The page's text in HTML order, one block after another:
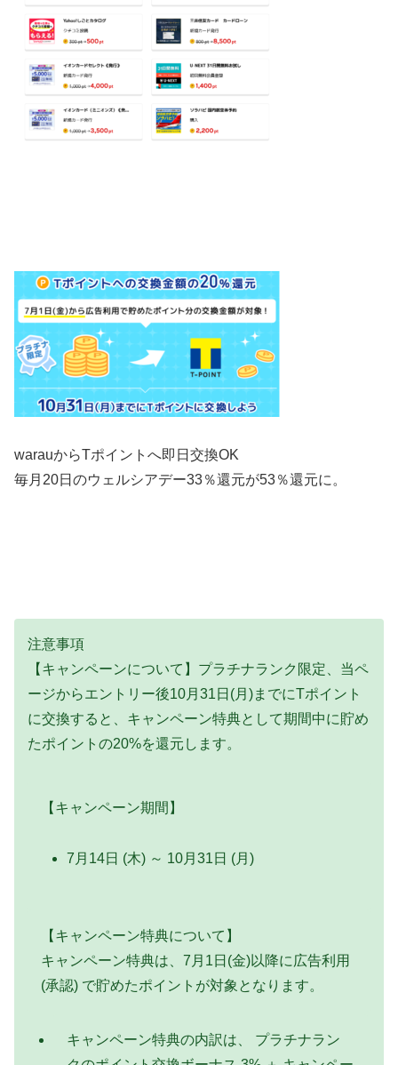
warauからTポイントへ即日交換OK
毎月20日のウェルシアデー33％還元が53％還元に。
注意事項
【キャンペーンについて】プラチナランク限定、当ペ
ージからエントリー後10月31日(月)までにTポイント
に交換すると、キャンペーン特典として期間中に貯め
たポイントの20%を還元します。
【キャンペーン期間】
7月14日 (木) ～ 10月31日 (月)
【キャンペーン特典について】
キャンペーン特典は、7月1日(金)以降に広告利用
(承認) で貯めたポイントが対象となります。
キャンペーン特典の内訳は、 プラチナラン